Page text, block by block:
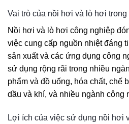
Vai trò của nồi hơi và lò hơi
Nồi hơi và lò hơi công nghiệp
việc cung cấp nguồn nhiệt đáng
sản xuất và các ứng dụng công
sử dụng rộng rãi trong nhiều
phẩm và đồ uống, hóa chất, chế
dầu và khí, và nhiều ngành công
Lợi ích của việc sử dụng nồi hơi